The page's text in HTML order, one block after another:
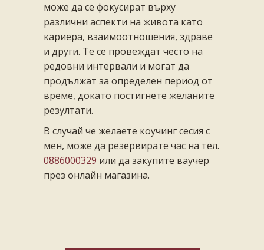
може да се фокусират върху
различни аспекти на живота като
кариера, взаимоотношения, здраве
и други. Те се провеждат често на
редовни интервали и могат да
продължат за определен период от
време, докато постигнете желаните
резултати.
В случай че желаете коучинг сесия с
мен, може да резервирате час на тел.
0886000329 или да закупите ваучер
през онлайн магазина.